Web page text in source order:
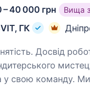
– 40 000 грн Вища
ГК
Досвід роботи від 2 років.
у свою команду.